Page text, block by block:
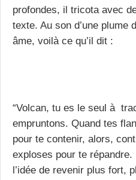
profondes, il tricota avec
texte. Au son d’une plume
âme, voilà ce qu’il dit :
“Volcan, tu es le seul à
empruntons. Quand tes
pour te contenir, alors,
exploses pour te
l’idée de revenir plus fort,